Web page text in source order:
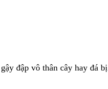
đập vô thân cây hay đá